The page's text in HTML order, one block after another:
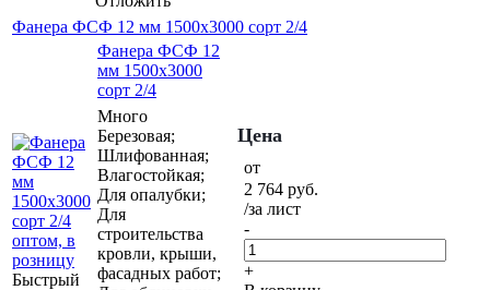
Фанера ФСФ 12 мм 1500х3000 сорт 2/4
Быстрый
Фанера ФСФ 12
мм 1500х3000
сорт 2/4
Много
Березовая;
Шлифованная;
Влагостойкая;
Для опалубки;
Для
строительства
кровли, крыши,
фасадных работ;
Цена
от
2 764 руб.
/за лист
-
+